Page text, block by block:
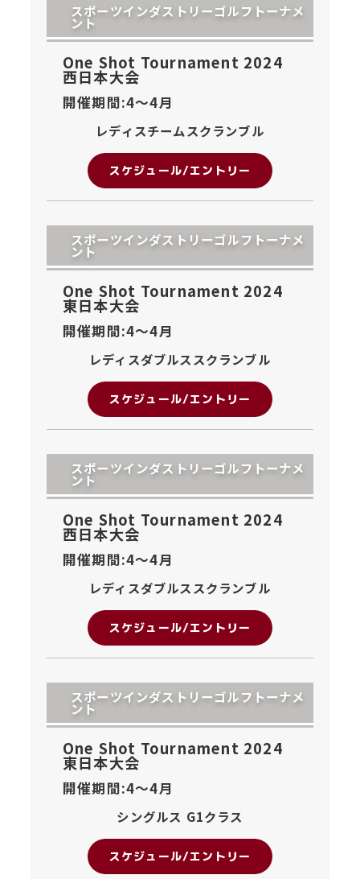
スポーツインダストリーゴルフトーナメ
ント
One Shot Tournament 2024
西日本大会
開催期間:4〜4月
レディスチームスクランブル
スケジュール/エントリー
スポーツインダストリーゴルフトーナメ
ント
One Shot Tournament 2024
東日本大会
開催期間:4〜4月
レディスダブルススクランブル
スケジュール/エントリー
スポーツインダストリーゴルフトーナメ
ント
One Shot Tournament 2024
西日本大会
開催期間:4〜4月
レディスダブルススクランブル
スケジュール/エントリー
スポーツインダストリーゴルフトーナメ
ント
One Shot Tournament 2024
東日本大会
開催期間:4〜4月
シングルス G1クラス
スケジュール/エントリー